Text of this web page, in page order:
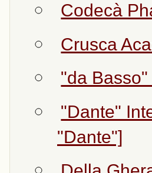
Codecà
Crusca
"da
"Dante"
"Dante"]